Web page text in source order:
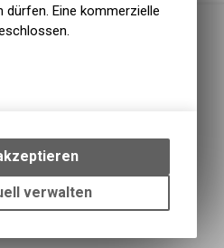
dürfen. Eine kommerzielle
Interaktionen und
auf Ihrem Gerät,
grundlegenden
unseres Online-
verwalten